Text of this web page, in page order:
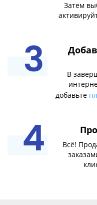
Затем
В
добавьте
Всё!